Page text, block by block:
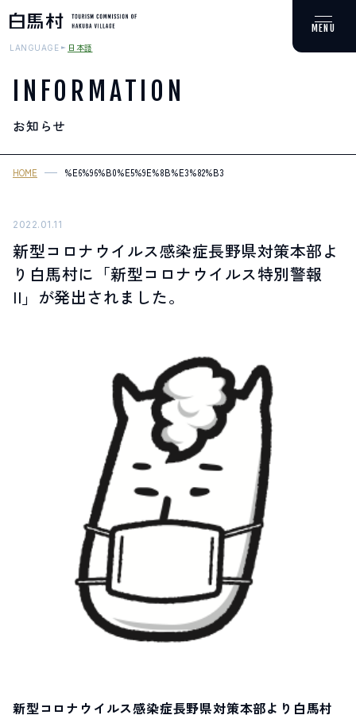
MOUNTAIN & TREKKING
登山・トレッキング
スキー場
HOT SPRING
温泉
RECOMMENDATION
おすすめ情報
EVENTS
イベント情報
MEISTER TOUR
マイスターツアー
ACTIVITIES
アクティビティー
HAKUBA ORIGINAL
Hakuba Original
NORWAY VILLAGE
ノルウェービレッジ
SHIONOMICHI
FURUSATO TAX
LANGUAGE 日本語
INFORMATION
お知らせ
HOME
2022.01.11
新型コロナウイルス感染症長野県対策本部よ
り白馬村に「新型コロナウイルス特別警報
II」が発出されました。
新型コロナウイルス感染症長野県対策本部より白馬村